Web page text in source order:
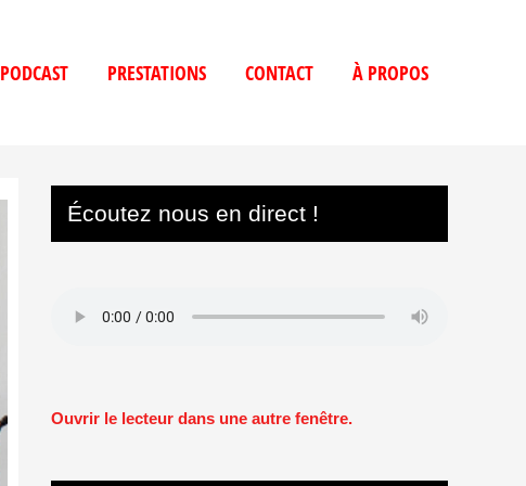
PODCAST PRESTATIONS CONTACT À PROPOS
Écoutez nous en direct !
Ouvrir le lecteur dans une autre fenêtre.